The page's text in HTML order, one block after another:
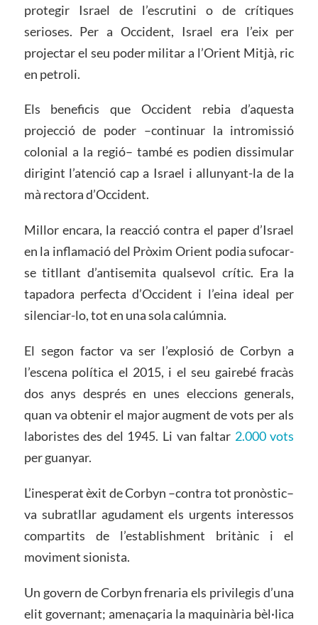
protegir Israel de l’escrutini o de crítiques
serioses. Per a Occident, Israel era l’eix per
projectar el seu poder militar a l’Orient Mitjà, ric
en petroli.
Els beneficis que Occident rebia d’aquesta
projecció de poder –continuar la intromissió
colonial a la regió– també es podien dissimular
dirigint l’atenció cap a Israel i allunyant-la de la
mà rectora d’Occident.
Millor encara, la reacció contra el paper d’Israel
en la inflamació del Pròxim Orient podia sufocar-
se titllant d’antisemita qualsevol crític. Era la
tapadora perfecta d’Occident i l’eina ideal per
silenciar-lo, tot en una sola calúmnia.
El segon factor va ser l’explosió de Corbyn a
l’escena política el 2015, i el seu gairebé fracàs
dos anys després en unes eleccions generals,
quan va obtenir el major augment de vots per als
laboristes des del 1945. Li van faltar 2.000 vots
per guanyar.
L’inesperat èxit de Corbyn –contra tot pronòstic–
va subratllar agudament els urgents interessos
compartits de l’establishment britànic i el
moviment sionista.
Un govern de Corbyn frenaria els privilegis d’una
elit governant; amenaçaria la maquinària bèl·lica